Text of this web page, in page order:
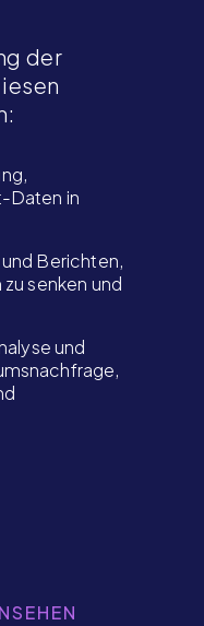
der
Daten in
Berichten,
senken und
und